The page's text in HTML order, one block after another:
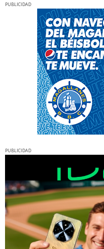
PUBLICIDAD
PUBLICIDAD